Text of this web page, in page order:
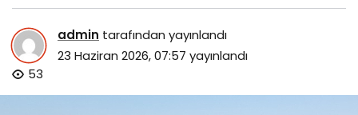
admin tarafından yayınlandı
23 Haziran 2026, 07:57 yayınlandı
53